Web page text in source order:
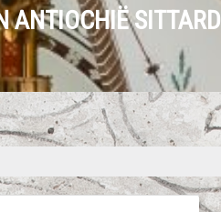
ANTIOCHIË SITTARD